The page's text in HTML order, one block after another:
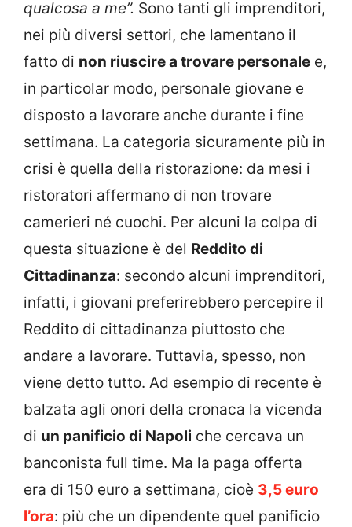
qualcosa a me”. Sono tanti gli imprenditori,
nei più diversi settori, che lamentano il
fatto di non riuscire a trovare personale e,
in particolar modo, personale giovane e
disposto a lavorare anche durante i fine
settimana. La categoria sicuramente più in
crisi è quella della ristorazione: da mesi i
ristoratori affermano di non trovare
camerieri né cuochi. Per alcuni la colpa di
questa situazione è del Reddito di
Cittadinanza: secondo alcuni imprenditori,
infatti, i giovani preferirebbero percepire il
Reddito di cittadinanza piuttosto che
andare a lavorare. Tuttavia, spesso, non
viene detto tutto. Ad esempio di recente è
balzata agli onori della cronaca la vicenda
di un panificio di Napoli che cercava un
banconista full time. Ma la paga offerta
era di 150 euro a settimana, cioè 3,5 euro
l’ora: più che un dipendente quel panificio